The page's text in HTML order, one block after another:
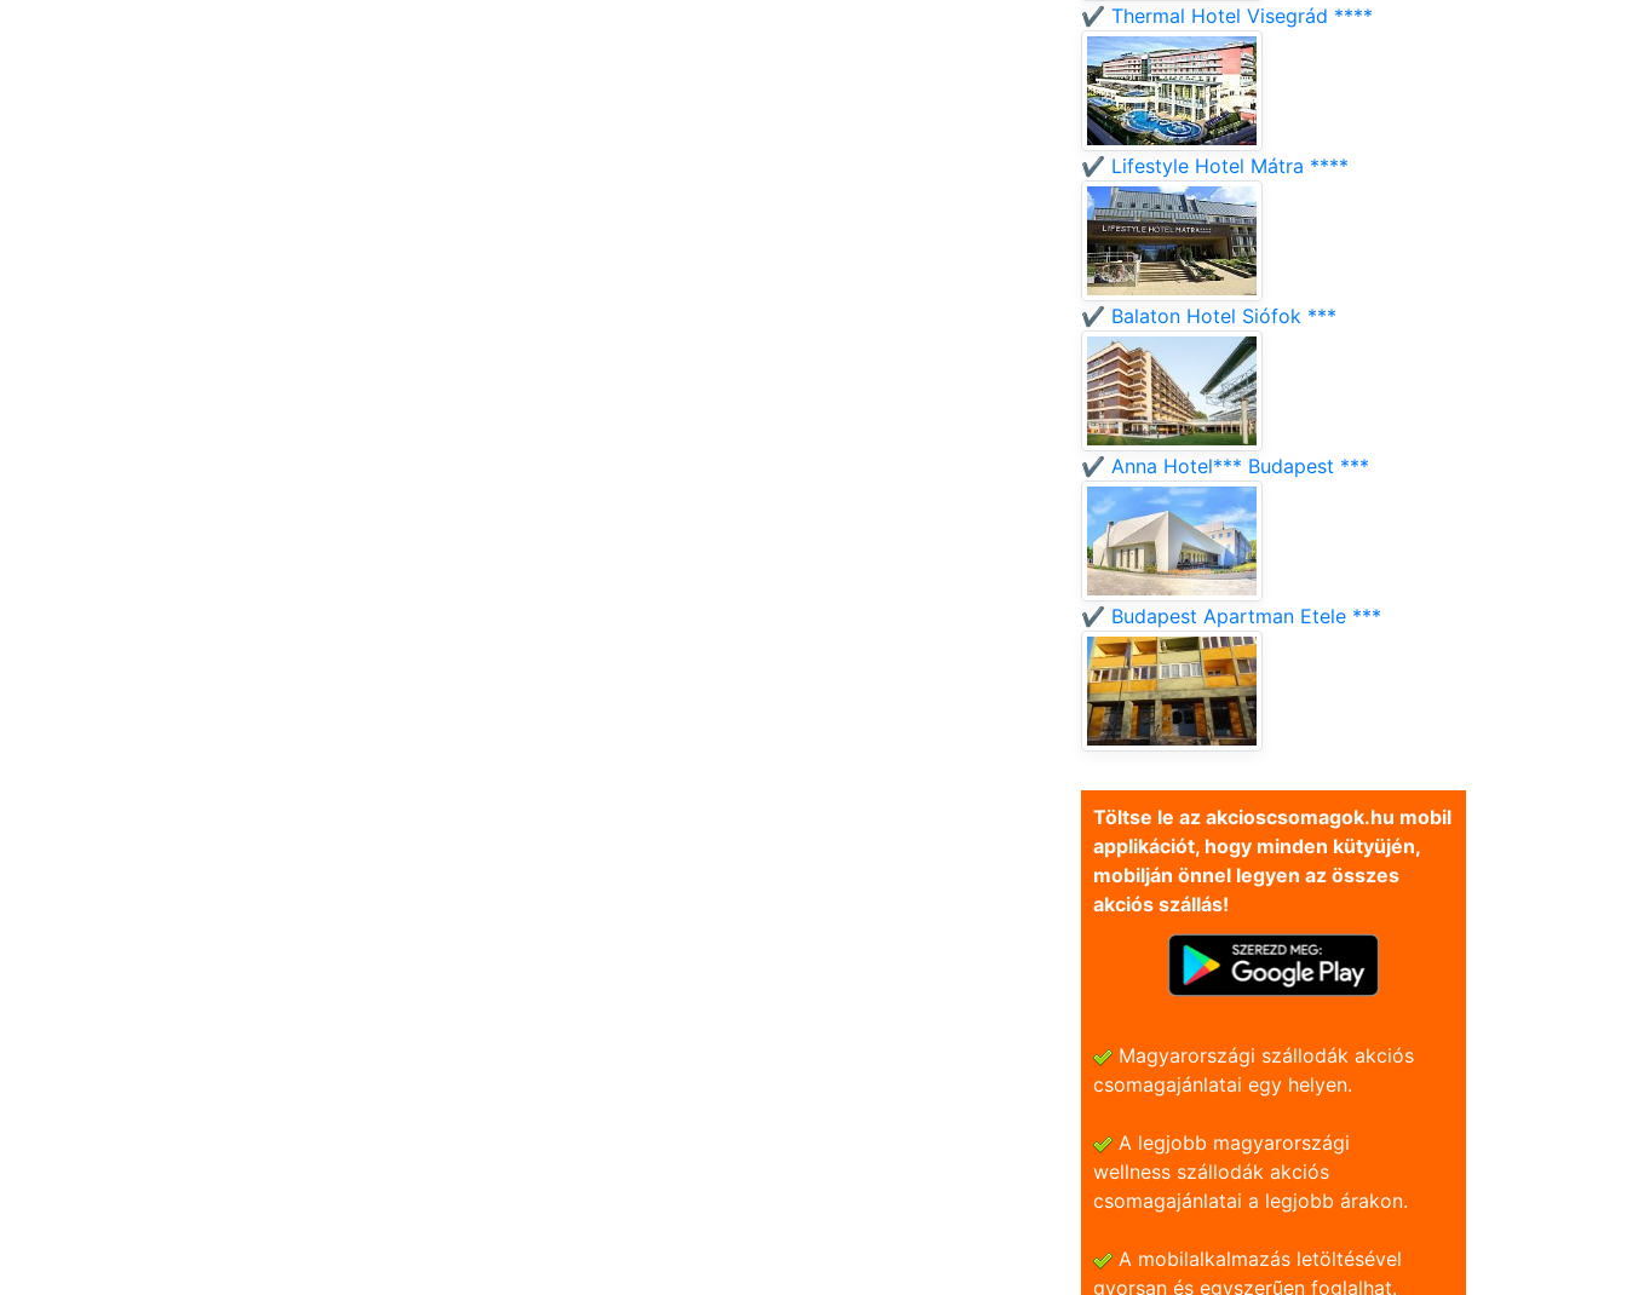
✔️ Thermal Hotel Visegrád ****
✔️ Lifestyle Hotel Mátra ****
✔️ Balaton Hotel Siófok ***
✔️ Anna Hotel*** Budapest ***
✔️ Budapest Apartman Etele ***
Töltse le az akcioscsomagok.hu mobil
applikációt, hogy minden kütyüjén,
mobilján önnel legyen az összes
akciós szállás!
Magyarországi szállodák akciós
csomagajánlatai egy helyen.
A legjobb magyarországi
wellness szállodák akciós
csomagajánlatai a legjobb árakon.
A mobilalkalmazás letöltésével
gyorsan és egyszerũen foglalhat.